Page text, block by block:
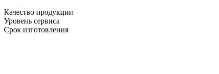
Качество продукции
Уровень сервиса
Срок изготовления